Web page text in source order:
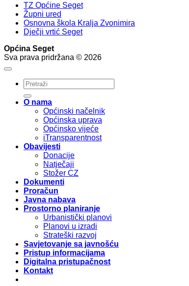
TZ Općine Seget
Župni ured
Osnovna škola Kralja Zvonimira
Dječji vrtić Seget
Općina Seget
Sva prava pridržana © 2026
O nama
Općinski načelnik
Općinska uprava
Općinsko vijeće
iTransparentnost
Obavijesti
Donacije
Natječaji
Stožer CZ
Dokumenti
Proračun
Javna nabava
Prostorno planiranje
Urbanistički planovi
Planovi u izradi
Strateški razvoj
Savjetovanje sa javnošću
Pristup informacijama
Digitalna pristupačnost
Kontakt